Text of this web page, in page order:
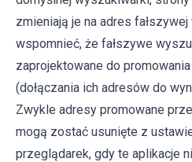
zmieniają je na adres
wspomnieć, że fałszywe
zaprojektowane do
(dołączania ich adresów do
Zwykle adresy promowane
mogą zostać usunięte z
przeglądarek, gdy te aplikacje